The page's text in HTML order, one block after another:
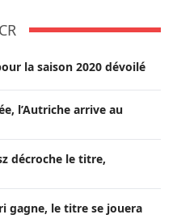
la saison 2020 dévoilé
l’Autriche arrive au
décroche le titre,
gagne, le titre se jouera